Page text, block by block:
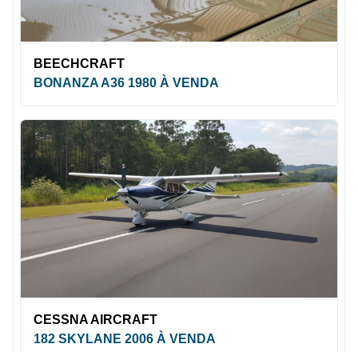
BEECHCRAFT
BONANZA A36 1980 À VENDA
CESSNA AIRCRAFT
182 SKYLANE 2006 À VENDA